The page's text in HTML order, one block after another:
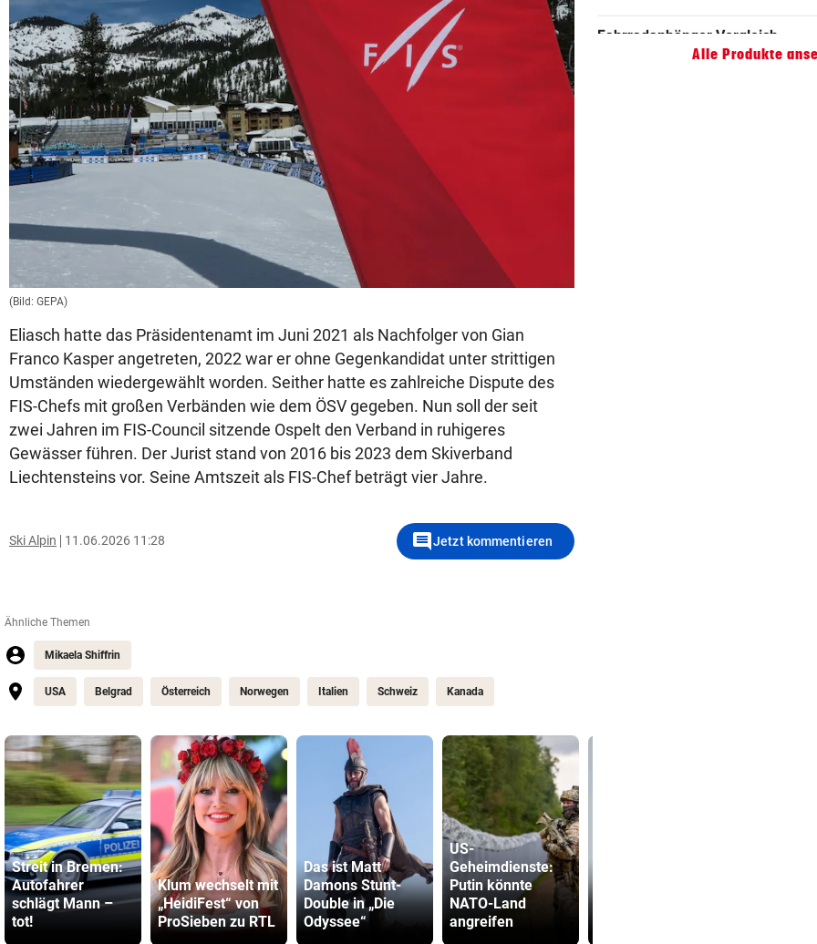
(Bild: GEPA)
Eliasch hatte das Präsidentenamt im Juni 2021 als Nachfolger von Gian
Franco Kasper angetreten, 2022 war er ohne Gegenkandidat unter strittigen
Umständen wiedergewählt worden. Seither hatte es zahlreiche Dispute des
FIS-Chefs mit großen Verbänden wie dem ÖSV gegeben. Nun soll der seit
zwei Jahren im FIS-Council sitzende Ospelt den Verband in ruhigeres
Gewässer führen. Der Jurist stand von 2016 bis 2023 dem Skiverband
Liechtensteins vor. Seine Amtszeit als FIS-Chef beträgt vier Jahre.
Ski Alpin 11.06.2026 11:28 commentJetzt kommentieren
Ähnliche Themen
Mikaela Shiffrin
USA Belgrad Österreich Norwegen Italien Schweiz Kanada
Streit in Bremen:
Autofahrer
schlägt Mann –
tot!
Klum wechselt mit
„HeidiFest“ von
ProSieben zu RTL
Das ist Matt
Damons Stunt-
Double in „Die
Odyssee“
US-
Geheimdienste:
Putin könnte
NATO-Land
angreifen
Alle Produkte